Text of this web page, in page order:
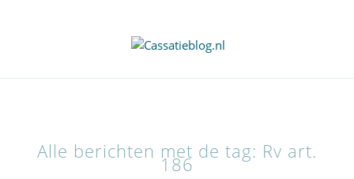
Alle berichten met de tag: Rv art.
186